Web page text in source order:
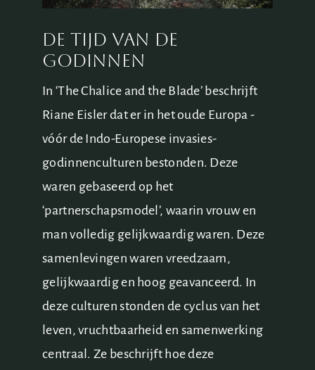
De tijd van de
godinnen
In ‘The Chalice and the Blade’ beschrijft
Riane Eisler dat er in het oude Europa -
vóór de Indo-Europese invasies-
godinnenculturen bestonden. Deze
waren gebaseerd op het
‘partnerschapsmodel’, waarin vrouw en
man volledig gelijkwaardig waren. Deze
samenlevingen waren vreedzaam,
gelijkwaardig en hoog geavanceerd. In
deze culturen stonden de cyclus van het
leven, vruchtbaarheid en samenwerking
centraal. Ze beschrijft hoe deze